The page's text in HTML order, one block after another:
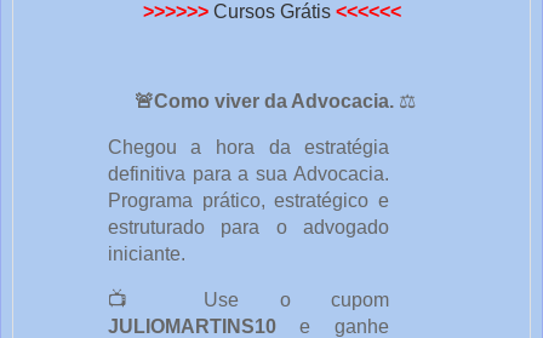
>>>>>> Cursos Grátis <<<<<<
🚨Como viver da Advocacia.⚖️
Chegou a hora da estratégia
definitiva para a sua Advocacia.
Programa prático, estratégico e
estruturado para o advogado
iniciante.
📺 Use o cupom
JULIOMARTINS10e ganhe